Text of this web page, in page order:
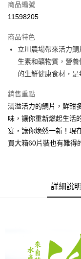
LINE Pay
街口支付
悠遊付
ATM付款
冷凍宅配
商品編號
11598205
商品特色
立川農場帶來活力
生素和礦物質，營
的生鮮健康食材，
銷售重點
滿溢活力的鯛片，鮮甜
味，讓你重新燃起生活
宴，讓你煥然一新！現
買大箱60片裝也有難得
詳細說明